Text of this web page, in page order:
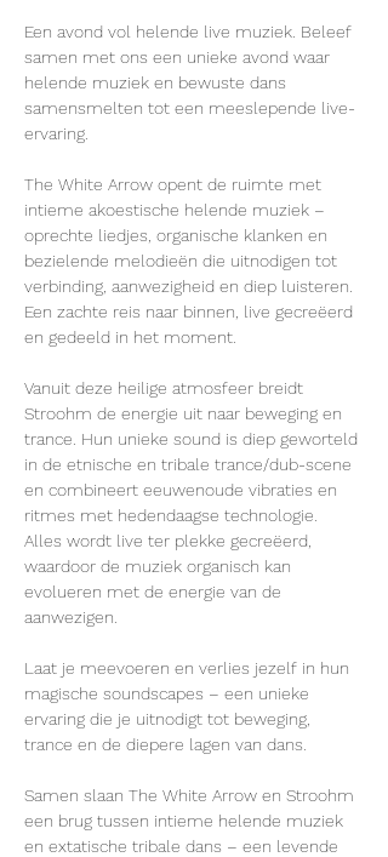
Een avond vol helende live muziek. Beleef
samen met ons een unieke avond waar
helende muziek en bewuste dans
samensmelten tot een meeslepende live-
ervaring.
The White Arrow opent de ruimte met
intieme akoestische helende muziek –
oprechte liedjes, organische klanken en
bezielende melodieën die uitnodigen tot
verbinding, aanwezigheid en diep luisteren.
Een zachte reis naar binnen, live gecreëerd
en gedeeld in het moment.
Vanuit deze heilige atmosfeer breidt
Stroohm de energie uit naar beweging en
trance. Hun unieke sound is diep geworteld
in de etnische en tribale trance/dub-scene
en combineert eeuwenoude vibraties en
ritmes met hedendaagse technologie.
Alles wordt live ter plekke gecreëerd,
waardoor de muziek organisch kan
evolueren met de energie van de
aanwezigen.
Laat je meevoeren en verlies jezelf in hun
magische soundscapes – een unieke
ervaring die je uitnodigt tot beweging,
trance en de diepere lagen van dans.
Samen slaan The White Arrow en Stroohm
een ​​brug tussen intieme helende muziek
en extatische tribale dans – een levende